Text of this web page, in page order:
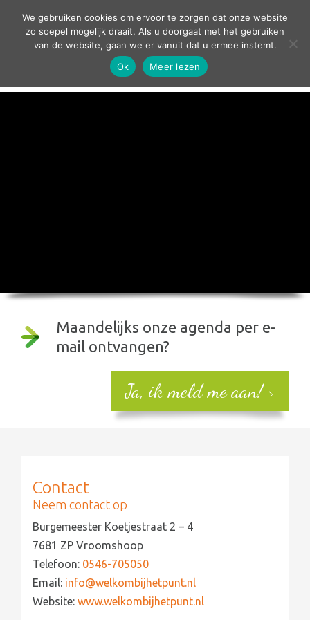
contact
Maandelijks onze agenda per e-
mail ontvangen?
Ja, ik meld me aan!
Contact
Neem contact op
Burgemeester Koetjestraat 2 – 4
7681 ZP Vroomshoop
Telefoon: 0546-705050
Email: info@welkombijhetpunt.nl
Website:www.welkombijhetpunt.nl
We gebruiken cookies om ervoor te zorgen dat onze website
zo soepel mogelijk draait. Als u doorgaat met het gebruiken
van de website, gaan we er vanuit dat u ermee instemt.
Ok
Meer lezen